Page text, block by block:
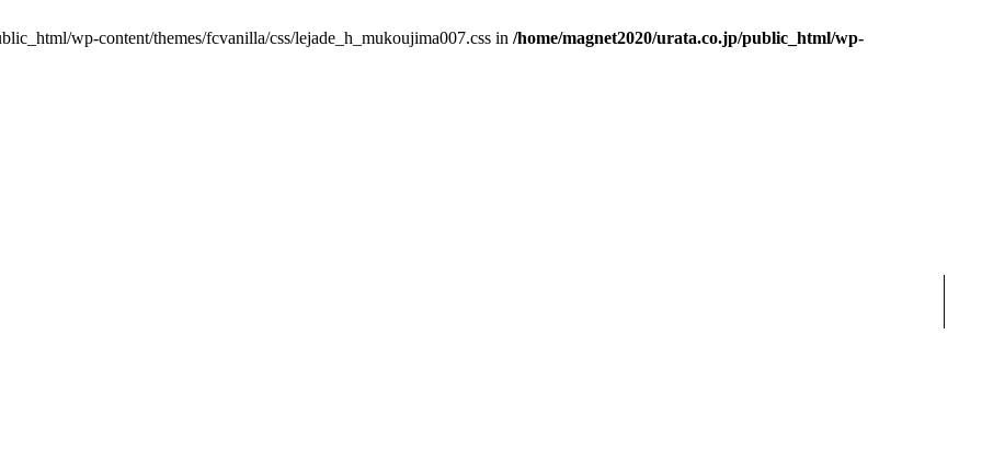
wp-content/themes/fcvanilla/css/lejade_h_mukoujima007.css in /home/magnet2020/urata.co.jp/public_html/wp-